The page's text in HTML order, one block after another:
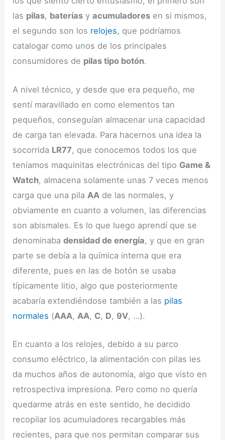
las pilas, baterías yacumuladores en si mismos,
el segundo son los relojes, que podríamos
catalogar como unos de los principales
consumidores de pilas tipo botón.
A nivel técnico, y desde que era pequeño, me
sentí maravillado en como elementos tan
pequeños, conseguían almacenar una capacidad
de carga tan elevada. Para hacernos una idea la
socorrida LR77, que conocemos todos los que
teníamos maquinitas electrónicas del tipo Game &
Watch, almacena solamente unas 7 veces menos
carga que una pila AA de las normales, y
obviamente en cuanto a volumen, las diferencias
son abismales. Es lo que luego aprendí que se
denominabadensidad de energía, y que en gran
parte se debía a la química interna que era
diferente, pues en las de botón se usaba
típicamente litio, algo que posteriormente
acabaría extendiéndose también a las pilas
normales (AAA, AA, C, D, 9V, …).
En cuanto a los relojes, debido a su parco
consumo eléctrico, la alimentación con pilas les
da muchos años de autonomía, algo que visto en
retrospectiva impresiona. Pero como no quería
quedarme atrás en este sentido, he decidido
recopilar los acumuladores recargables más
recientes, para que nos permitan comparar sus